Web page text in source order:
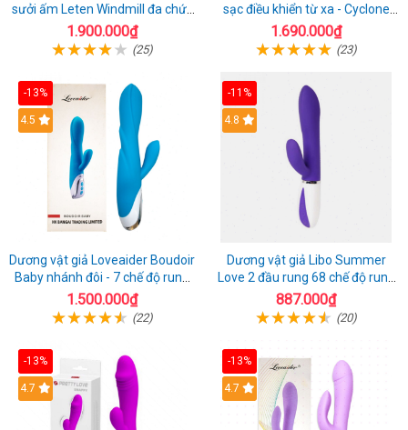
sưởi ấm Leten Windmill đa chức
năng
1.900.000₫
(25)
sạc điều khiển từ xa - Cyclone
Fire
1.690.000₫
(23)
-13%
4.5
Dương vật giả Loveaider Boudoir
Baby nhánh đôi - 7 chế độ rung
sạc điện
1.500.000₫
(22)
-11%
4.8
Dương vật giả Libo Summer
Love 2 đầu rung 68 chế độ rung
sạc pin thỏa mãn
887.000₫
(20)
-13%
4.7
-13%
4.7